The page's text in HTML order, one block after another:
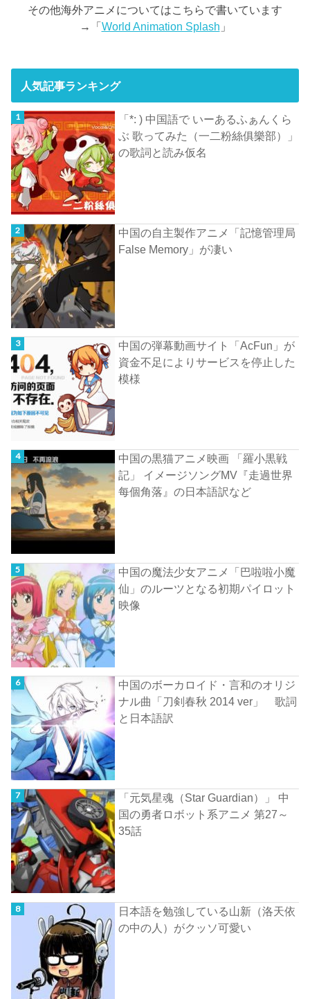
その他海外アニメについてはこちらで書いています
→「World Animation Splash 」
人気記事ランキング
「*: ) 中国語で いーあるふぁんくら
ぶ 歌ってみた（一二粉絲俱樂部）」
の歌詞と読み仮名
中国の自主製作アニメ「記憶管理局
False Memory」が凄い
中国の弾幕動画サイト「AcFun」が
資金不足によりサービスを停止した
模様
中国の黒猫アニメ映画 「羅小黒戦
記」 イメージソングMV『走過世界
每個角落』の日本語訳など
中国の魔法少女アニメ「巴啦啦小魔
仙」のルーツとなる初期パイロット
映像
中国のボーカロイド・言和のオリジ
ナル曲「刀剣春秋 2014 ver」 歌詞
と日本語訳
「元気星魂（Star Guardian）」 中
国の勇者ロボット系アニメ 第27～
35話
日本語を勉強している山新（洛天依
の中の人）がクッソ可愛い